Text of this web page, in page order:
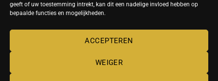
geeft of uw toestemming intrekt, kan dit een nadelige invloed hebben op
bepaalde functies en mogelijkheden.
ACCEPTEREN
WEIGER
©
2026 UX Themes